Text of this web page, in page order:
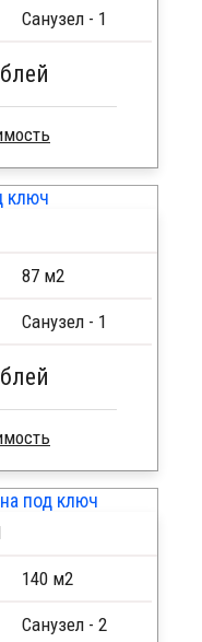
Санузел - 1
87 м2
Санузел - 1
140 м2
Санузел - 2